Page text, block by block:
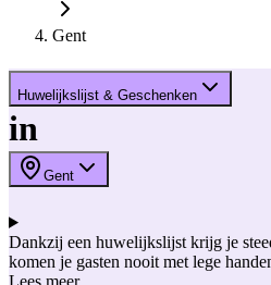
Gent
Huwelijkslijst & Geschenken
in
Gent
Dankzij een huwelijkslijst krijg je
komen je gasten nooit met lege
huis of interieur en stel een
Lees meer